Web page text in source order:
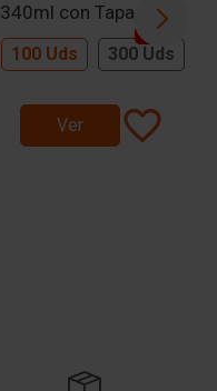
340ml con Tapa Plana
100 Uds 300 Uds
-20%
Ver favorite_border